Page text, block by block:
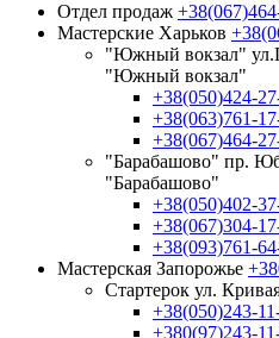
Отдел продаж
Мастерские Харьков
"Южный вокзал"
"Южный вокзал"
+38(050)424-
+38(063)761-
+38(067)464-
"Барабашово" пр.
"Барабашово"
+38(050)402-
+38(067)304-
+38(093)761-
Мастерская Запорожье
Стартерок ул.
+38(050)243-
+380(97)243-